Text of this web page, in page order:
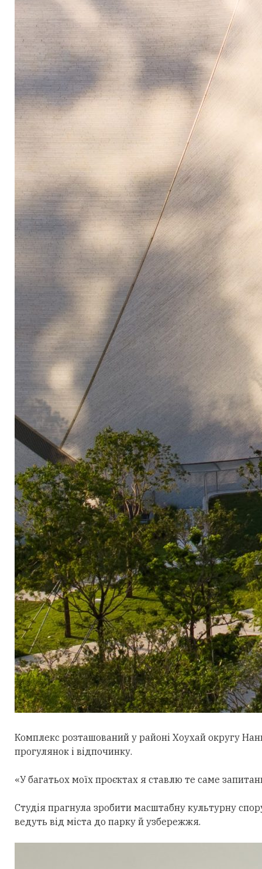
Комплекс розташований у районі Хоухай округу
прогулянок і відпочинку.
«У багатьох моїх проєктах я ставлю те саме
Студія прагнула зробити масштабну культурну
ведуть від міста до парку й узбережжя.